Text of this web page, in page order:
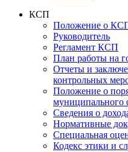
КСП
Положение о
Руководитель
Регламент КСП
План работы на
Отчеты и
контрольных
Положение о
муниципального
Сведения о
Нормативные
Специальная
Кодекс этики и